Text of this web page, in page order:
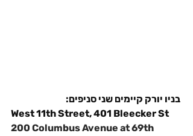
בניו יורק קיימים שני סניפים:
West 11th Street, 401 Bleecker St
200 Columbus Avenue at 69th